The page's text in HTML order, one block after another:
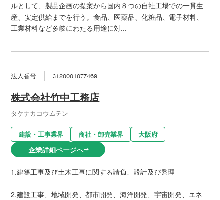
ルとして、製品企画の提案から国内８つの自社工場での一貫生
産、安定供給までを行う。食品、医薬品、化粧品、電子材料、
工業材料など多岐にわたる用途に対...
法人番号 3120001077469
株式会社竹中工務店
タケナカコウムテン
建設・工事業界 商社・卸売業界 大阪府
企業詳細ページへarrow_right_alt
1.建築工事及び土木工事に関する請負、設計及び監理
2.建設工事、地域開発、都市開発、海洋開発、宇宙開発、エネ